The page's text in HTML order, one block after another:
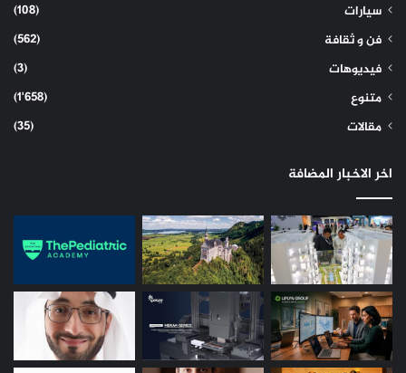
سيارات
(108)
فن و ثقافة
(562)
فيديوهات
(3)
متنوع
(1٬658)
مقالات
(35)
اخر الاخبار المضافة